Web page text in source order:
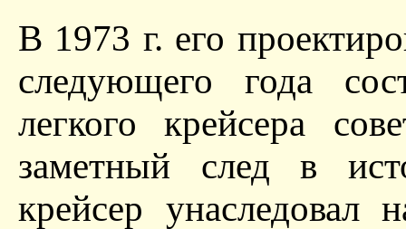
В 1973 г. его
следующего года
легкого крейсера
заметный след в
крейсер унаследовал